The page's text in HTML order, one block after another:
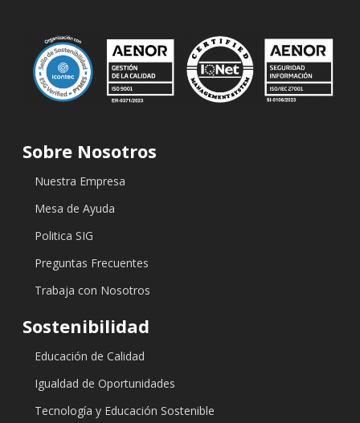
Sobre Nosotros
Nuestra Empresa
Mesa de Ayuda
Politica SIG
Preguntas Frecuentes
Trabaja con Nosotros
Sostenibilidad
Educación de Calidad
Igualdad de Oportunidades
Tecnología y Educación Sostenible